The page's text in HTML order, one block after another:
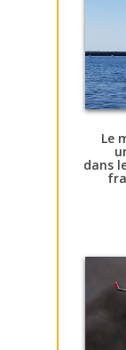
Le
dans